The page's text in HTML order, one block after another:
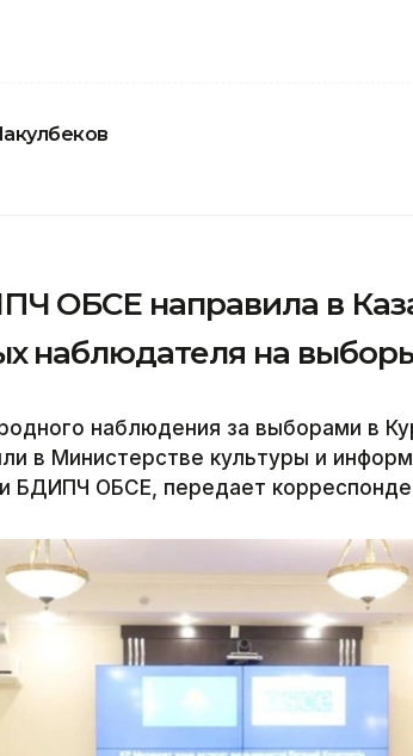
ОБСЕ направила в
наблюдателя на
наблюдения за выборами в
в Министерстве культуры и
БДИПЧ ОБСЕ, передает